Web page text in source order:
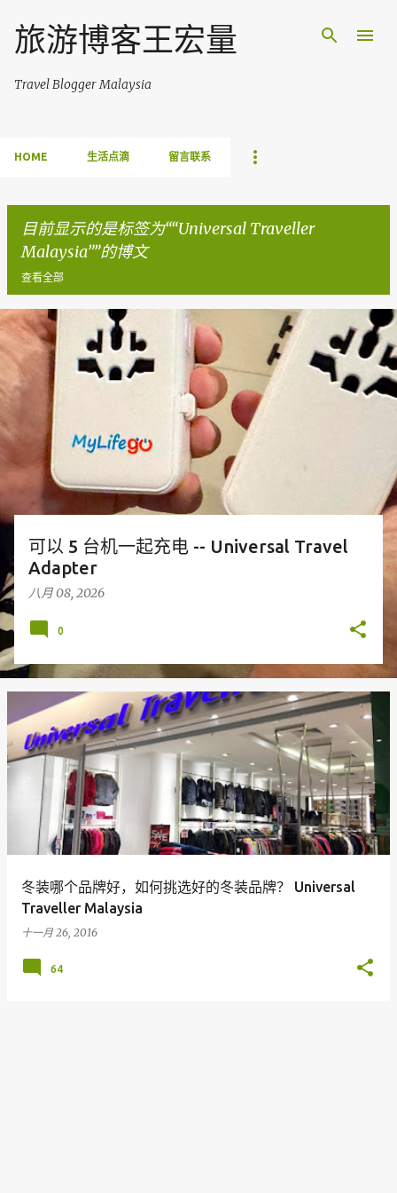
跳至主要内容
旅游博客王宏量
Travel Blogger Malaysia
HOME 生活点滴 留言联系
目前显示的是标签为“ Universal Traveller
Malaysia ”的博文
查看全部
博
文
可以 5 台机一起充电 -- Universal Travel
Adapter
八月 08, 2026
0
冬装哪个品牌好，如何挑选好的冬装品牌？ Universal
Traveller Malaysia
十一月 26, 2016
64